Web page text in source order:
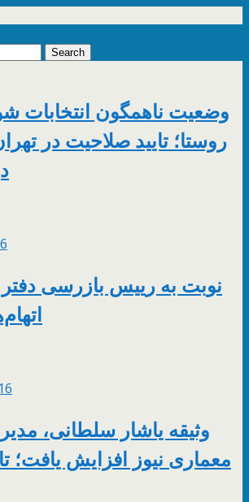
وضعیت ناهمگون انتخابات
روستا؛ تایید صلاحیت در
نوبت به رییس بازرسی
وثیقه یاشار سلطانی،
معماری نیوز افزایش یافت؛